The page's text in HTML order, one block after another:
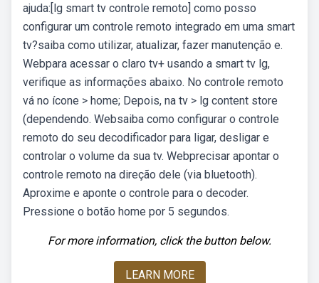
ajuda:[lg smart tv controle remoto] como posso
configurar um controle remoto integrado em uma smart
tv?saiba como utilizar, atualizar, fazer manutenção e.
Webpara acessar o claro tv+ usando a smart tv lg,
verifique as informações abaixo. No controle remoto
vá no ícone > home; Depois, na tv > lg content store
(dependendo. Websaiba como configurar o controle
remoto do seu decodificador para ligar, desligar e
controlar o volume da sua tv. Webprecisar apontar o
controle remoto na direção dele (via bluetooth).
Aproxime e aponte o controle para o decoder.
Pressione o botão home por 5 segundos.
For more information, click the button below.
LEARN MORE